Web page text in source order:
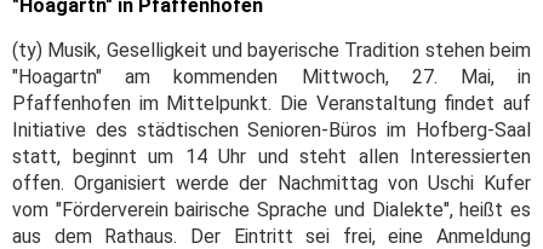
"Hoagartn" in Pfaffenhofen
(ty) Musik, Geselligkeit und bayerische Tradition stehen beim
"Hoagartn" am kommenden Mittwoch, 27. Mai, in
Pfaffenhofen im Mittelpunkt. Die Veranstaltung findet auf
Initiative des städtischen Senioren-Büros im Hofberg-Saal
statt, beginnt um 14 Uhr und steht allen Interessierten
offen. Organisiert werde der Nachmittag von Uschi Kufer
vom "Förderverein bairische Sprache und Dialekte", heißt es
aus dem Rathaus. Der Eintritt sei frei, eine Anmeldung